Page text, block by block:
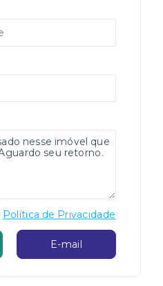
Política de Privacidade
E-mail